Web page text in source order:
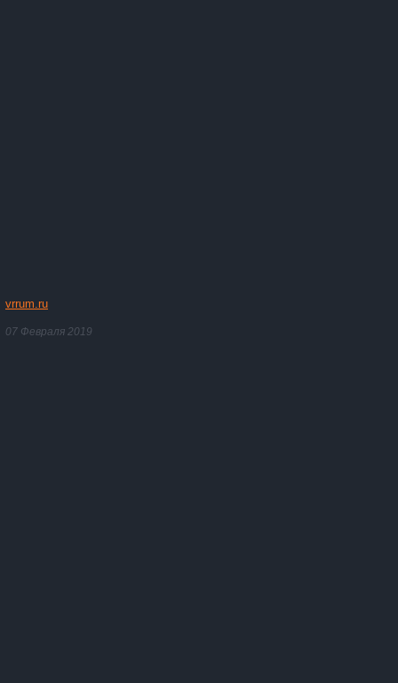
vrrum.ru
07 Февраля 2019